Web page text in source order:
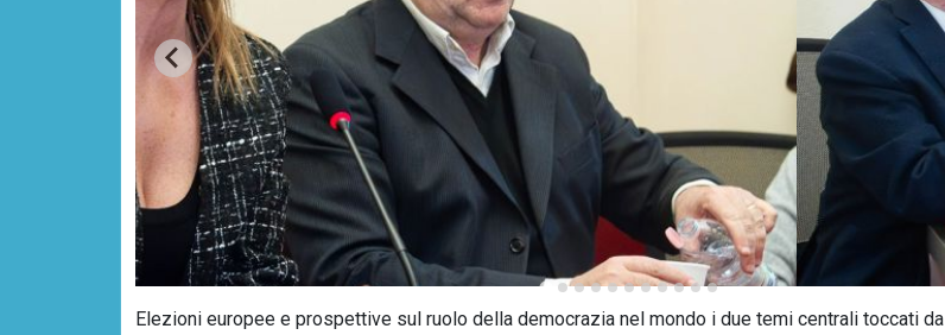
Elezioni europee e prospettive sul ruolo della democrazia nel mondo i due temi centrali toccati da